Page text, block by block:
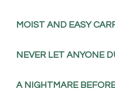
MOIST AND EASY
NEVER LET ANYONE
A NIGHTMARE